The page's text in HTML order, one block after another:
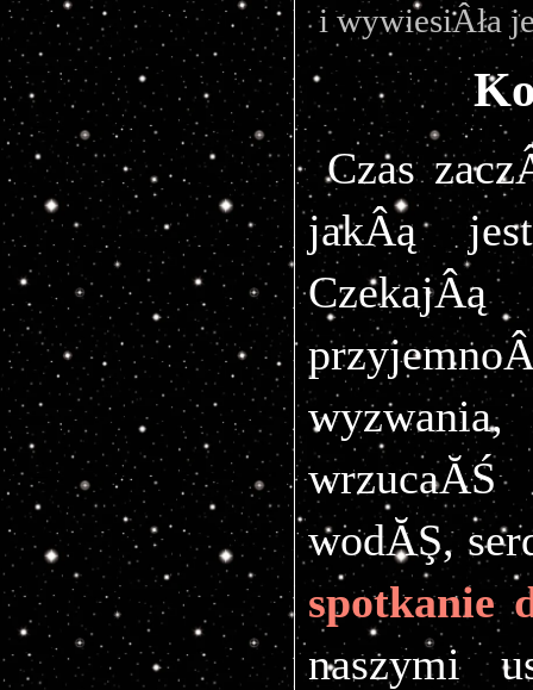
i wywiesiÂła
Czas
jakÂą
spotkanie
naszymi